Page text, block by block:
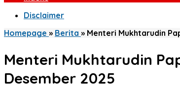
Disclaimer
Homepage » Berita » Menteri Mukhtarudin
Menteri Mukhtarudin
Desember 2025